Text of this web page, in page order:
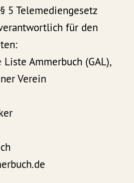
5 Telemediengesetz
für den
Ammerbuch (GAL),
Verein